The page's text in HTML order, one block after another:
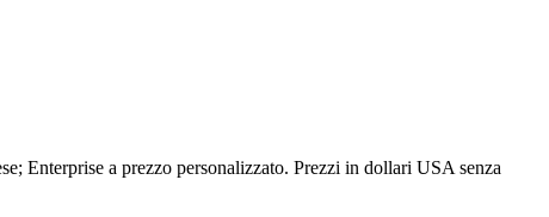
Enterprise a prezzo personalizzato. Prezzi in dollari USA senza